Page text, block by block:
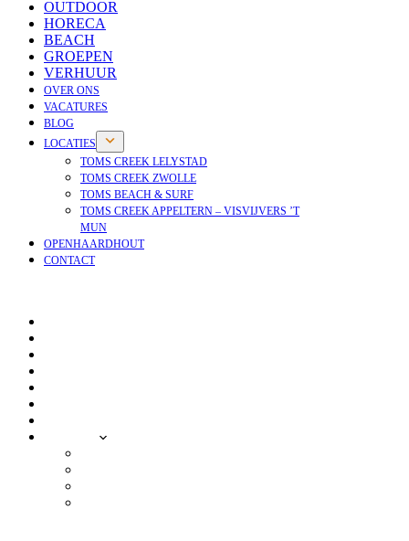
OUTDOOR
HORECA
BEACH
GROEPEN
VERHUUR
OVER ONS
VACATURES
BLOG
LOCATIES
TOMS CREEK LELYSTAD
TOMS CREEK ZWOLLE
TOMS BEACH & SURF
TOMS CREEK APPELTERN – VISVIJVERS ’T
MUN
OPENHAARDHOUT
CONTACT